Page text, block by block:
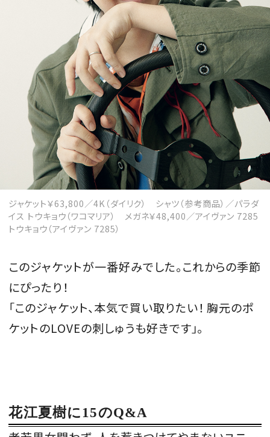
ジャケット￥63,800／4K（ダイリク） シャツ（参考商品）／パラダ
イス トウキョウ（ワコマリア） メガネ￥48,400／アイヴァン 7285
トウキョウ（アイヴァン 7285）
このジャケットが一番好みでした。これからの季節
にぴったり！
「このジャケット、本気で買い取りたい！ 胸元のポ
ケットのLOVEの刺しゅうも好きです」。
花江夏樹に15のQ&A